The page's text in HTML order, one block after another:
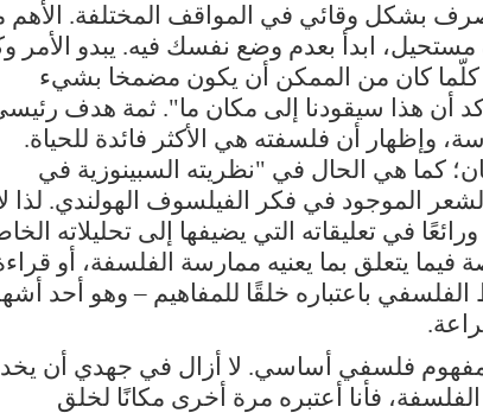
بشكل وقائي في المواقف المختلفة. الأهم
ابدأ بعدم وضع نفسك فيه. يبدو الأمر
كلّما كان من الممكن أن يكون مضمخا بشيء
أن هذا سيقودنا إلى مكان ما". ثمة هدف
أن فلسفته هي الأكثر فائدة للحياة.
كما هي الحال في "نظريته السبينوزية في
الموجود في فكر الفيلسوف الهولندي. لذا
في تعليقاته التي يضيفها إلى تحليلاته
فيما يتعلق بما يعنيه ممارسة الفلسفة، أو
باعتباره خلقًا للمفاهيم – وهو أحد
مفهوم فلسفي أساسي. لا أزال في جهدي أن
فأنا أعتبره مرة أخرى مكانًا لخلق